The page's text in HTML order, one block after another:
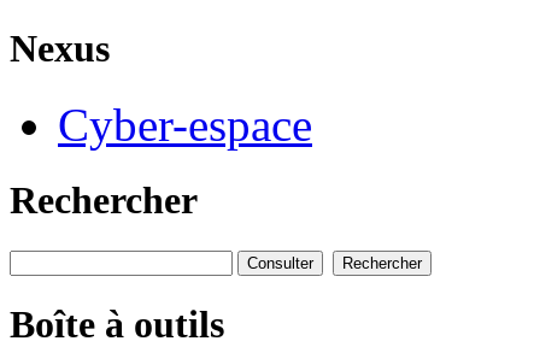
Nexus
Cyber-espace
Rechercher
Boîte à outils